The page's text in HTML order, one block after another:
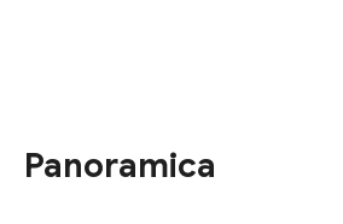
Panoramica